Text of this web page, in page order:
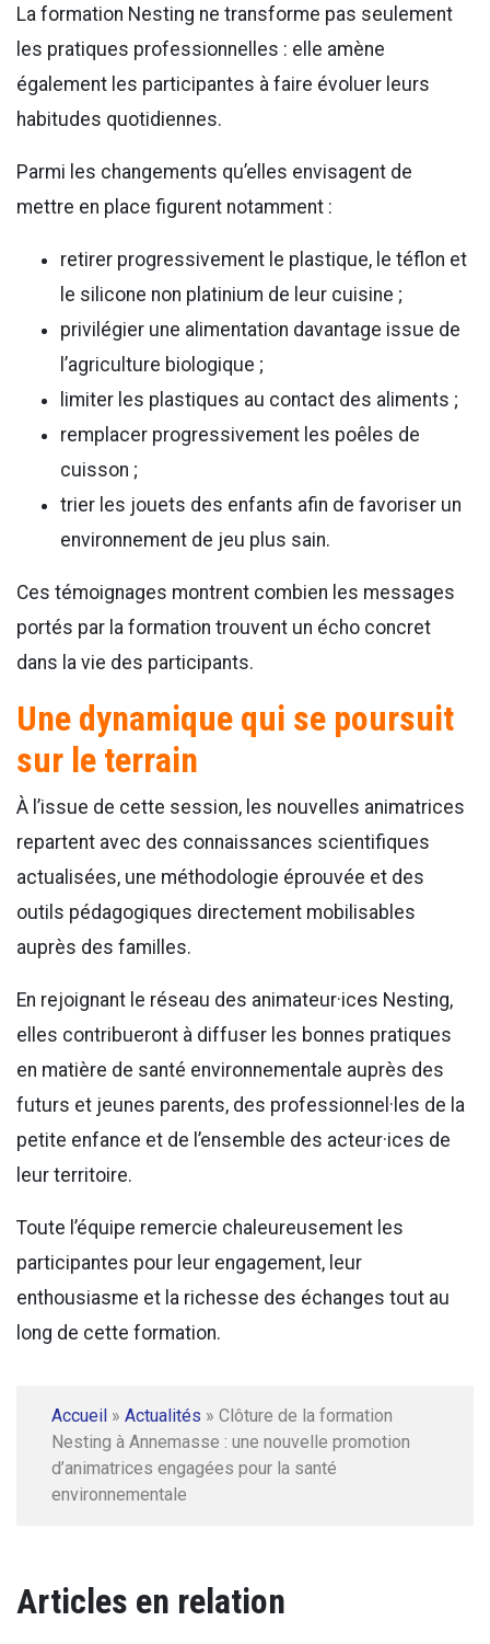
La formation Nesting ne transforme pas seulement
les pratiques professionnelles : elle amène
également les participantes à faire évoluer leurs
habitudes quotidiennes.
Parmi les changements qu’elles envisagent de
mettre en place figurent notamment :
retirer progressivement le plastique, le téflon et
le silicone non platinium de leur cuisine ;
privilégier une alimentation davantage issue de
l’agriculture biologique ;
limiter les plastiques au contact des aliments ;
remplacer progressivement les poêles de
cuisson ;
trier les jouets des enfants afin de favoriser un
environnement de jeu plus sain.
Ces témoignages montrent combien les messages
portés par la formation trouvent un écho concret
dans la vie des participants.
Une dynamique qui se poursuit
sur le terrain
À l’issue de cette session, les nouvelles animatrices
repartent avec des connaissances scientifiques
actualisées, une méthodologie éprouvée et des
outils pédagogiques directement mobilisables
auprès des familles.
En rejoignant le réseau des animateur·ices Nesting,
elles contribueront à diffuser les bonnes pratiques
en matière de santé environnementale auprès des
futurs et jeunes parents, des professionnel·les de la
petite enfance et de l’ensemble des acteur·ices de
leur territoire.
Toute l’équipe remercie chaleureusement les
participantes pour leur engagement, leur
enthousiasme et la richesse des échanges tout au
long de cette formation.
Accueil » Actualités » Clôture de la formation
Nesting à Annemasse : une nouvelle promotion
d’animatrices engagées pour la santé
environnementale
Articles en relation